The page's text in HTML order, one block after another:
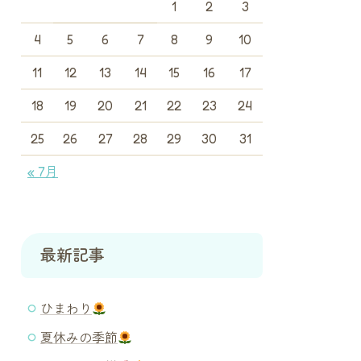
1 2 3
4 5 6 7 8 9 10
11 12 13 14 15 16 17
18 19 20 21 22 23 24
25 26 27 28 29 30 31
« 7月
最新記事
ひまわり
夏休みの季節